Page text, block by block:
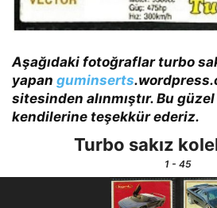
Aşağıdaki fotoğraflar turbo
yapan guminserts
sitesinden alınmıştır. Bu
kendilerine teşekkür ederiz.
Turbo sakız
1 - 45